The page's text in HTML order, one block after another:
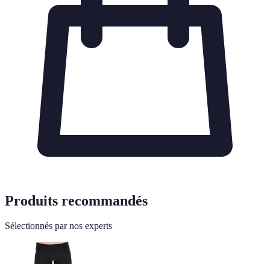
Produits recommandés
Sélectionnés par nos experts